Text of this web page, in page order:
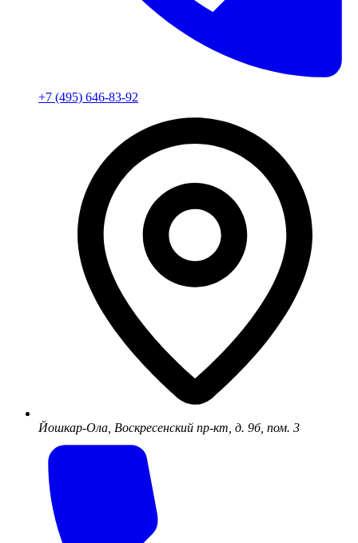
+7 (495) 646-83-92
Йошкар-Ола, Воскресенский пр-кт, д. 9б, пом. 3